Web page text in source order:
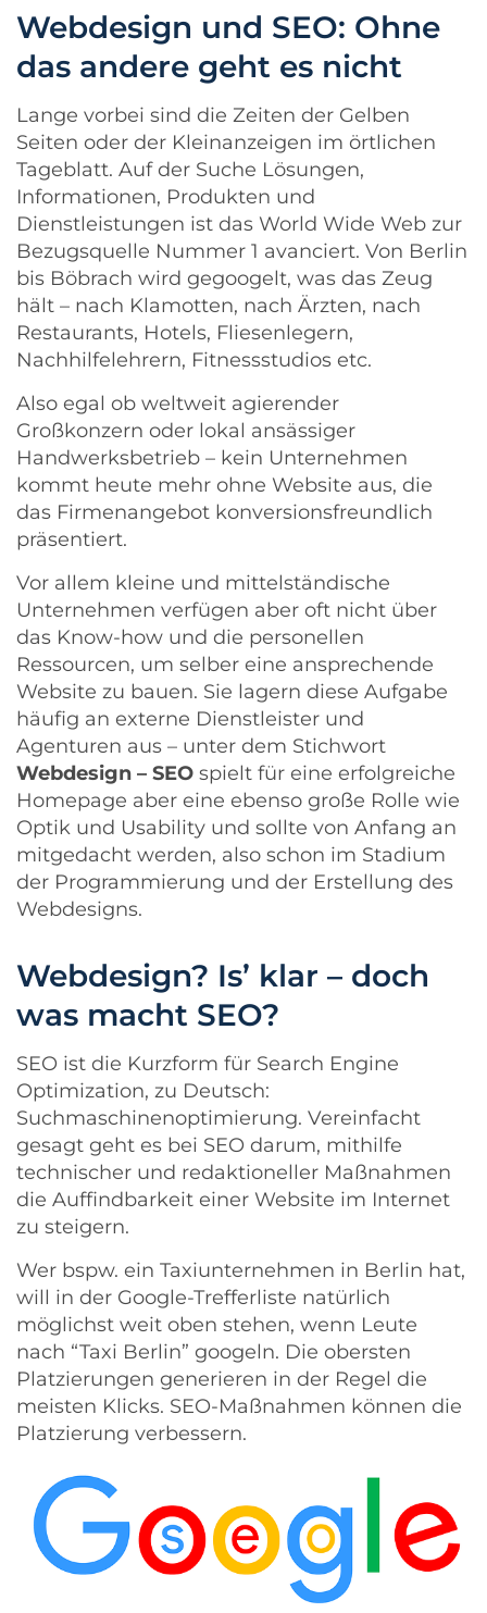
Webdesign und SEO: Ohne
das andere geht es nicht
Lange vorbei sind die Zeiten der Gelben
Seiten oder der Kleinanzeigen im örtlichen
Tageblatt. Auf der Suche Lösungen,
Informationen, Produkten und
Dienstleistungen ist das World Wide Web zur
Bezugsquelle Nummer 1 avanciert. Von Berlin
bis Böbrach wird gegoogelt, was das Zeug
hält – nach Klamotten, nach Ärzten, nach
Restaurants, Hotels, Fliesenlegern,
Nachhilfelehrern, Fitnessstudios etc.
Also egal ob weltweit agierender
Großkonzern oder lokal ansässiger
Handwerksbetrieb – kein Unternehmen
kommt heute mehr ohne Website aus, die
das Firmenangebot konversionsfreundlich
präsentiert.
Vor allem kleine und mittelständische
Unternehmen verfügen aber oft nicht über
das Know-how und die personellen
Ressourcen, um selber eine ansprechende
Website zu bauen. Sie lagern diese Aufgabe
häufig an externe Dienstleister und
Agenturen aus – unter dem Stichwort
Webdesign – SEO spielt für eine erfolgreiche
Homepage aber eine ebenso große Rolle wie
Optik und Usability und sollte von Anfang an
mitgedacht werden, also schon im Stadium
der Programmierung und der Erstellung des
Webdesigns.
Webdesign? Is’ klar – doch
was macht SEO?
SEO ist die Kurzform für Search Engine
Optimization, zu Deutsch:
Suchmaschinenoptimierung. Vereinfacht
gesagt geht es bei SEO darum, mithilfe
technischer und redaktioneller Maßnahmen
die Auffindbarkeit einer Website im Internet
zu steigern.
Wer bspw. ein Taxiunternehmen in Berlin hat,
will in der Google-Trefferliste natürlich
möglichst weit oben stehen, wenn Leute
nach “Taxi Berlin” googeln. Die obersten
Platzierungen generieren in der Regel die
meisten Klicks. SEO-Maßnahmen können die
Platzierung verbessern.